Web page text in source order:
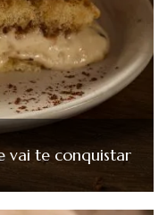
vai te conquistar